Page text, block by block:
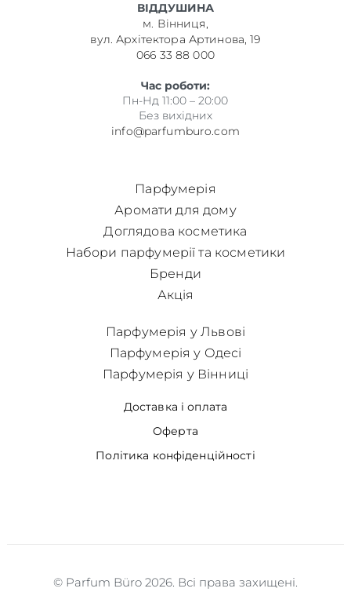
ВІДДУШИНА
м. Вінниця,
вул. Архітектора Артинова, 19
066 33 88 000
Час роботи:
Пн-Нд 11:00 – 20:00
Без вихідних
info@parfumburo.com
Парфумерія
Аромати для дому
Доглядова косметика
Набори парфумерії та косметики
Бренди
Акція
Доставка і оплата
Оферта
Політика конфіденційності
Парфумерія у Львові
Парфумерія у Одесі
Парфумерія у Вінниці
© Parfum Büro 2026. Всі права захищені.